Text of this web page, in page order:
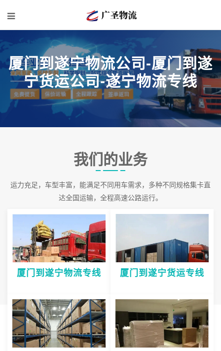
厦门到遂宁物流公司-厦门到遂
宁货运公司-遂宁物流专线
我们的业务
运力充足，车型丰富，能满足不同用车需求，多种不同规格集卡直
达全国运输，全程高速公路运行。
厦门到遂宁物流专线 厦门到遂宁货运专线